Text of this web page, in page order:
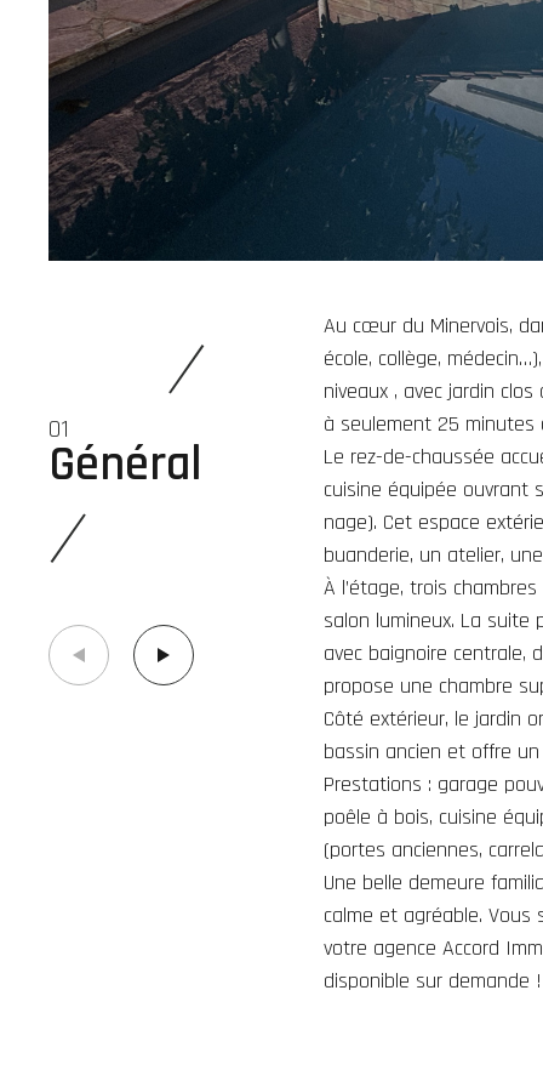
01
Général
Au cœur du Minervois,
école, collège,
niveaux , avec jardin
à seulement 25
Le rez-de-chaussée
cuisine équipée ouvrant
nage). Cet espace
buanderie, un atelier,
À l’étage, trois
salon lumineux. La suite
avec baignoire centrale,
propose une chambre
Côté extérieur, le jardin
bassin ancien et offre
Prestations : garage
poêle à bois, cuisine
(portes anciennes,
Une belle demeure
calme et agréable.
votre agence Accord
disponible sur demande !